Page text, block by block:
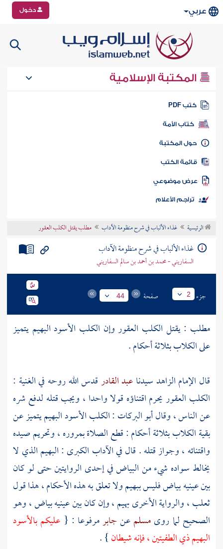
عربي دخول
المكتبة الإسلامية
كتب PDF
كتاب الأمة
المكتبة
الكتب
موضوعي
تراجم الأعلام
الرئيسية غذاء الألباب في شرح منظومة الآداب مطلب يقتل الكلب العقور
غذاء الألباب في شرح منظومة الآداب
السفاريني - محمد بن أحمد بن سالم السفاريني
جزء 2 صفحة 44
مطلب : يقتل الكلب العقور وإن الكلب الأسود البهيم يتميز
على الكلاب بثلاثة أحكام .
قال الإمام الزاهد سيدناعبد القادرقدس الله روحه في الغنية :
الكلب العقور يحرم اقتناؤه قولا واحدا ، ويجب قتله لدفع شره
عن الناس ، وقالأبو البركات : الكلب الأسود البهيم يتميز عن
بقية الكلاب بثلاثة أحكام : قطع الصلاة بمروره ، وتحريم صيده
واقتنائه ، وجواز قتله . قال في الآداب الكبرى : البهيم الذي لا
يخالط سواده شيء من البياض في إحدى الروايتين حتى لو كان
بين عينيه بياض فليس ببهيم ولا تعلق به هذه الأحكام ، هذا قول
ثعلب، والرواية الأخرى بهيم ، وإن كان بين عينيه بياض ، وهو
الصحيح لما روىمسلمعنجابرمرفوعا : { عليكم بالأسود
البهيم ذي الطفيتين ، فإنه شيطان} .